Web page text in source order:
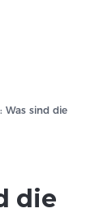
Was sind die
die